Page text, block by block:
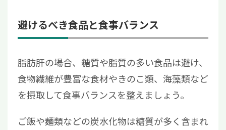
避けるべき食品と食事バランス
脂肪肝の場合、糖質や脂質の多い食品は避け、
食物繊維が豊富な食材やきのこ類、海藻類など
を摂取して食事バランスを整えましょう。
ご飯や麺類などの炭水化物は糖質が多く含まれ